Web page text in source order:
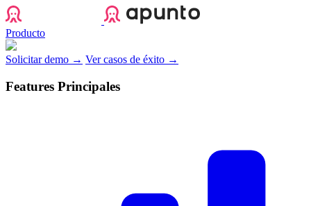
Apunto
Producto
Solicitar demo → Ver casos de éxito →
Features Principales